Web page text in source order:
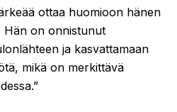
ottaa huomioon hänen
Hän on onnistunut
ja kasvattamaan
mikä on merkittävä